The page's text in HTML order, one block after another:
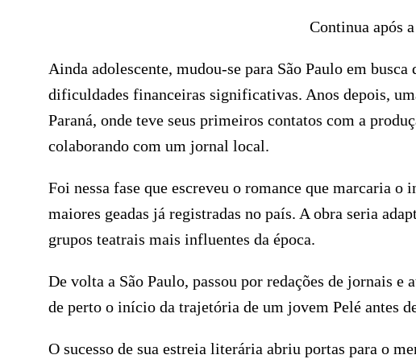
Continua após
Ainda adolescente, mudou-se para São Paulo em
dificuldades financeiras significativas. Anos depois,
Paraná, onde teve seus primeiros contatos com a
colaborando com um jornal local.
Foi nessa fase que escreveu o romance que marcaria
maiores geadas já registradas no país. A obra seria
grupos teatrais mais influentes da época.
De volta a São Paulo, passou por redações de jornais
de perto o início da trajetória de um jovem Pelé antes
O sucesso de sua estreia literária abriu portas para o